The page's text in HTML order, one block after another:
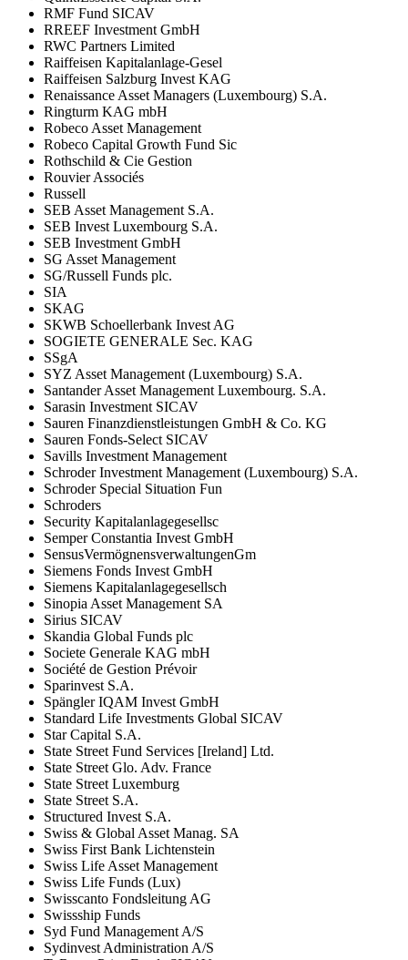
RMF Fund SICAV
RREEF Investment GmbH
RWC Partners Limited
Raiffeisen Kapitalanlage-Gesel
Raiffeisen Salzburg Invest KAG
Renaissance Asset Managers (Luxembourg) S.A.
Ringturm KAG mbH
Robeco Asset Management
Robeco Capital Growth Fund Sic
Rothschild & Cie Gestion
Rouvier Associés
Russell
SEB Asset Management S.A.
SEB Invest Luxembourg S.A.
SEB Investment GmbH
SG Asset Management
SG/Russell Funds plc.
SIA
SKAG
SKWB Schoellerbank Invest AG
SOGIETE GENERALE Sec. KAG
SSgA
SYZ Asset Management (Luxembourg) S.A.
Santander Asset Management Luxembourg. S.A.
Sarasin Investment SICAV
Sauren Finanzdienstleistungen GmbH & Co. KG
Sauren Fonds-Select SICAV
Savills Investment Management
Schroder Investment Management (Luxembourg) S.A.
Schroder Special Situation Fun
Schroders
Security Kapitalanlagegesellsc
Semper Constantia Invest GmbH
SensusVermögnensverwaltungenGm
Siemens Fonds Invest GmbH
Siemens Kapitalanlagegesellsch
Sinopia Asset Management SA
Sirius SICAV
Skandia Global Funds plc
Societe Generale KAG mbH
Société de Gestion Prévoir
Sparinvest S.A.
Spängler IQAM Invest GmbH
Standard Life Investments Global SICAV
Star Capital S.A.
State Street Fund Services [Ireland] Ltd.
State Street Glo. Adv. France
State Street Luxemburg
State Street S.A.
Structured Invest S.A.
Swiss & Global Asset Manag. SA
Swiss First Bank Lichtenstein
Swiss Life Asset Management
Swiss Life Funds (Lux)
Swisscanto Fondsleitung AG
Swissship Funds
Syd Fund Management A/S
Sydinvest Administration A/S